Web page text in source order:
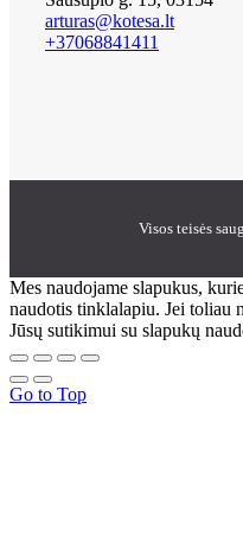
arturas@kotesa.lt
+37068841411
Visos teisės
Mes naudojame slapukus,
naudotis tinklalapiu. Jei toliau
Jūsų sutikimui su slapukų
Go to Top